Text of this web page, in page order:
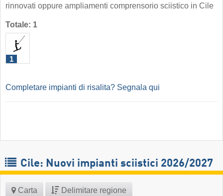
rinnovati oppure ampliamenti comprensorio sciistico in Cile
Totale: 1
1
Completare impianti di risalita? Segnala qui
Cile: Nuovi impianti sciistici 2026/2027
Carta Delimitare regione